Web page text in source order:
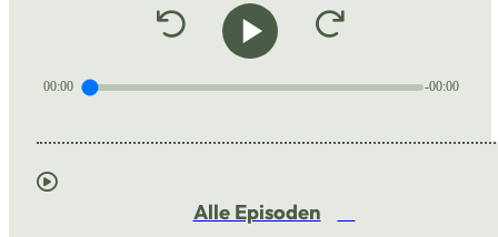
00:00 -00:00
Alle Episoden